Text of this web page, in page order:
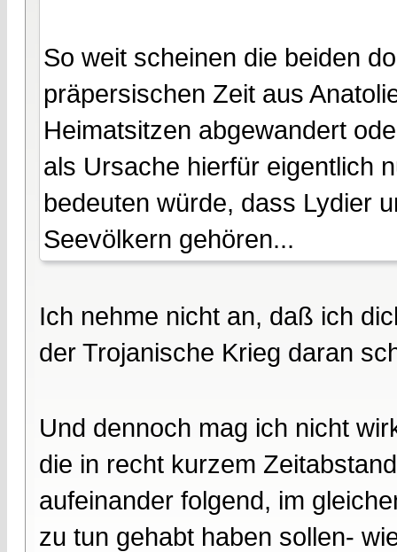
So weit scheinen die beiden
präpersischen Zeit aus
Heimatsitzen abgewandert
als Ursache hierfür eigentlich
bedeuten würde, dass Lydier
Seevölkern gehören...
Ich nehme nicht an, daß ich
der Trojanische Krieg daran
Und dennoch mag ich nicht
die in recht kurzem
aufeinander folgend, im
zu tun gehabt haben sollen-